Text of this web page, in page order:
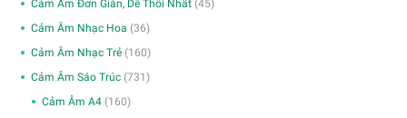
Cảm Âm Đơn Giản, Dễ Thổi Nhất (45)
Cảm Âm Nhạc Hoa (36)
Cảm Âm Nhạc Trẻ (160)
Cảm Âm Sáo Trúc (731)
Cảm Âm A4 (160)